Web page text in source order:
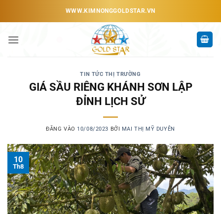
dung
WWW.KIMNONGGOLDSTAR.VN
TIN TỨC THỊ TRƯỜNG
GIÁ SẦU RIÊNG KHÁNH SƠN LẬP
ĐỈNH LỊCH SỬ
ĐĂNG VÀO 10/08/2023 BỞI MAI THỊ MỸ DUYÊN
10
Th8